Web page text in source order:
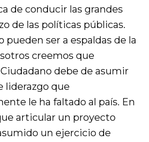
de conducir las grandes
de las políticas públicas.
pueden ser a espaldas de la
creemos que
debe de asumir
liderazgo que
le ha faltado al país. En
articular un proyecto
un ejercicio de